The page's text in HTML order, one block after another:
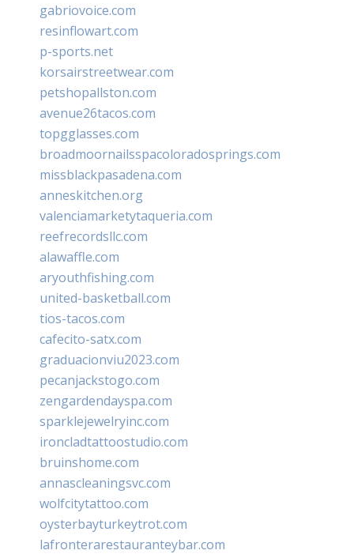
gabriovoice.com
resinflowart.com
p-sports.net
korsairstreetwear.com
petshopallston.com
avenue26tacos.com
topgglasses.com
broadmoornailsspacoloradosprings.com
missblackpasadena.com
anneskitchen.org
valenciamarketytaqueria.com
reefrecordsllc.com
alawaffle.com
aryouthfishing.com
united-basketball.com
tios-tacos.com
cafecito-satx.com
graduacionviu2023.com
pecanjackstogo.com
zengardendayspa.com
sparklejewelryinc.com
ironcladtattoostudio.com
bruinshome.com
annascleaningsvc.com
wolfcitytattoo.com
oysterbayturkeytrot.com
lafronterarestauranteybar.com